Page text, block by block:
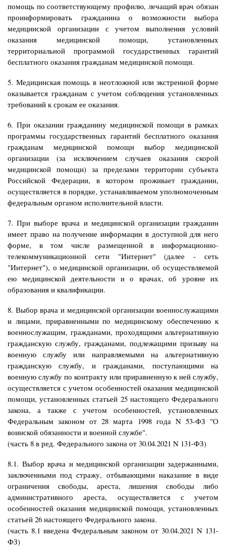
помощь по соответствующему профилю, лечащий врач обязан
проинформировать гражданина о возможности выбора
медицинской организации с учетом выполнения условий
оказания медицинской помощи, установленных
территориальной программой государственных гарантий
бесплатного оказания гражданам медицинской помощи.
5. Медицинская помощь в неотложной или экстренной форме
оказывается гражданам с учетом соблюдения установленных
требований к срокам ее оказания.
6. При оказании гражданину медицинской помощи в рамках
программы государственных гарантий бесплатного оказания
гражданам медицинской помощи выбор медицинской
организации (за исключением случаев оказания скорой
медицинской помощи) за пределами территории субъекта
Российской Федерации, в котором проживает гражданин,
осуществляется в порядке, устанавливаемом уполномоченным
федеральным органом исполнительной власти.
7. При выборе врача и медицинской организации гражданин
имеет право на получение информации в доступной для него
форме, в том числе размещенной в информационно-
телекоммуникационной сети "Интернет" (далее - сеть
"Интернет"), о медицинской организации, об осуществляемой
ею медицинской деятельности и о врачах, об уровне их
образования и квалификации.
8. Выбор врача и медицинской организации военнослужащими
и лицами, приравненными по медицинскому обеспечению к
военнослужащим, гражданами, проходящими альтернативную
гражданскую службу, гражданами, подлежащими призыву на
военную службу или направляемыми на альтернативную
гражданскую службу, и гражданами, поступающими на
военную службу по контракту или приравненную к ней службу,
осуществляется с учетом особенностей оказания медицинской
помощи, установленных статьей 25 настоящего Федерального
закона, а также с учетом особенностей, установленных
Федеральным законом от 28 марта 1998 года N 53-ФЗ "О
воинской обязанности и военной службе".
(часть 8 в ред. Федерального закона от 30.04.2021 N 131-ФЗ)
8.1. Выбор врача и медицинской организации задержанными,
заключенными под стражу, отбывающими наказание в виде
ограничения свободы, ареста, лишения свободы либо
административного ареста, осуществляется с учетом
особенностей оказания медицинской помощи, установленных
статьей 26 настоящего Федерального закона.
(часть 8.1 введена Федеральным законом от 30.04.2021 N 131-
ФЗ)